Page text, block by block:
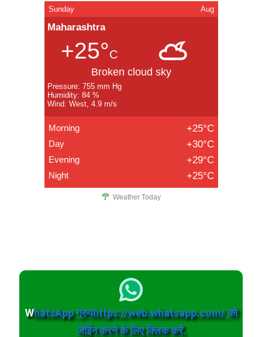
Sunday Aug
Maharashtra
+25°C
Broken cloud sky
Pressure: 755 mm Hg
Humidity: 84 %
Wind: West, 4.9 m/s
Morning +25°C
Day +30°C
Evening +29°C
Night +25°C
Weather Today
WhatsApp ग्रुपhttps://web.whatsapp.com/ को
जॉईन करने के लिए क्लिक करें.